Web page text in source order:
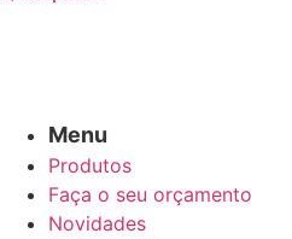
Menu
Produtos
Faça o seu orçamento
Novidades